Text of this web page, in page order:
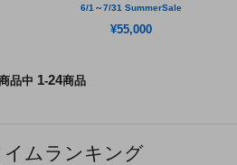
6/1～7/31 SummerSale
¥55,000
品中 1-24商品
イムランキング